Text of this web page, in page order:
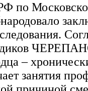
по
–
занятия